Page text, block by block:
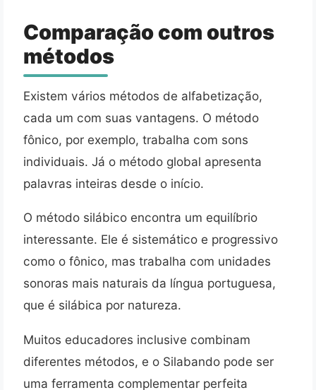
Comparação com outros
métodos
Existem vários métodos de alfabetização,
cada um com suas vantagens. O método
fônico, por exemplo, trabalha com sons
individuais. Já o método global apresenta
palavras inteiras desde o início.
O método silábico encontra um equilíbrio
interessante. Ele é sistemático e progressivo
como o fônico, mas trabalha com unidades
sonoras mais naturais da língua portuguesa,
que é silábica por natureza.
Muitos educadores inclusive combinam
diferentes métodos, e o Silabando pode ser
uma ferramenta complementar perfeita